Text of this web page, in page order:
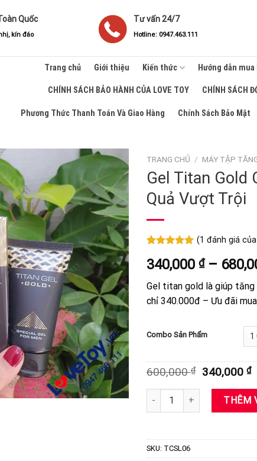
Quốc
kín đáo
Tư vấn 24/7
Hotline: 0947.463.111
Trang chủ Giới thiệu Kiến thức Hướng dẫn mua
CHÍNH SÁCH BẢO HÀNH CỦA LOVE TOY CHÍNH SÁCH
Phương Thức Thanh Toán Và Giao Hàng Chính Sách Bảo Mật
TRANG CHỦ / MÁY TẬP
Gel Titan Gold
Quả Vượt Trội
dựa trên
đánh giá
(1 đánh giá
340,000 ₫ –
Gel titan gold là giúp
chỉ 340.000đ – Ưu đãi
Combo Sản Phẩm
600,000₫
Giá
600,000 ₫.
340,000 ₫
Gel Titan Gold Chính Hãng
THÊM
SKU: TCSL06